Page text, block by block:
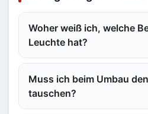
Woher weiß ich, welche
Leuchte hat?
Muss ich beim Umbau
tauschen?